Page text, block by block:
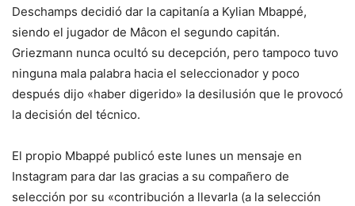
Deschamps decidió dar la capitanía a Kylian Mbappé,
siendo el jugador de Mâcon el segundo capitán.
Griezmann nunca ocultó su decepción, pero tampoco tuvo
ninguna mala palabra hacia el seleccionador y poco
después dijo «haber digerido» la desilusión que le provocó
la decisión del técnico.
El propio Mbappé publicó este lunes un mensaje en
Instagram para dar las gracias a su compañero de
selección por su «contribución a llevarla (a la selección